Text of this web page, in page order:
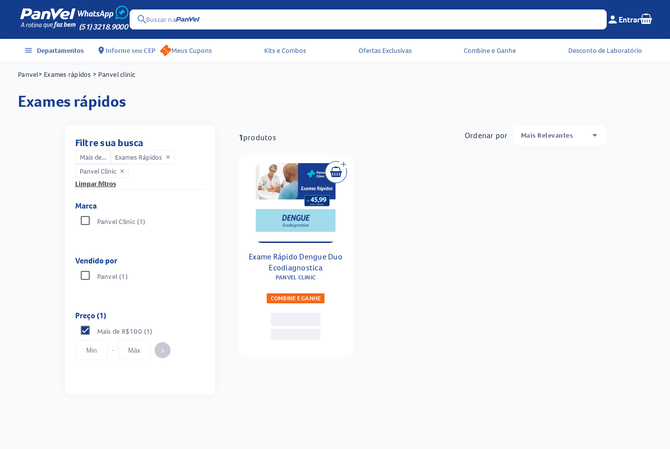
(51) 3218.9000
searchBuscar na Menu do cliente e
person Entrar Seu
Acessos rápidos do cabeçalho
menu Departamentos location_on Informe seu CEP Meus Cupons Kits e Combos Ofertas Exclusivas Combine e Ganhe Desconto de Laboratório
Panvel> Exames rápidos > Panvel clinic
exames rápidos
Filtre sua busca
Mais de... Exames Rápidos close
Panvel Clinic close
Limpar filtros
Marca
Panvel Clinic (1)
Vendido por
Panvel (1)
Preço (1)
Mais de R$100 (1)
- keyboard_arrow_right
1produtos Ordenar por Mais Relevantes
Exame Rápido Dengue Duo
Ecodiagnostica
PANVEL CLINIC
COMBINE E GANHE